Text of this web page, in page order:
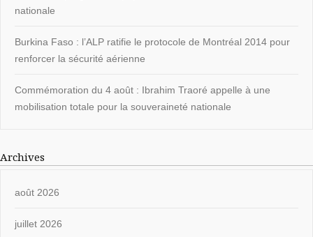
nationale
Burkina Faso : l’ALP ratifie le protocole de Montréal 2014 pour
renforcer la sécurité aérienne
Commémoration du 4 août : Ibrahim Traoré appelle à une
mobilisation totale pour la souveraineté nationale
Archives
août 2026
juillet 2026